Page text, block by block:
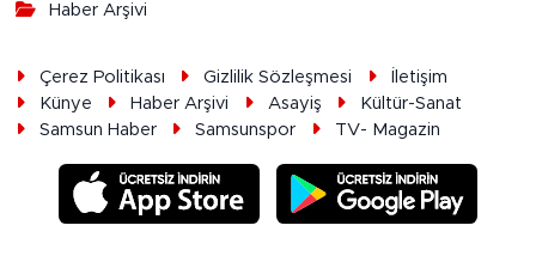
Haber Arşivi
Çerez Politikası Gizlilik Sözleşmesi
İletişim
Künye
Haber Arşivi Asayiş
Kültür-Sanat
Samsun Haber
Samsunspor TV- Magazin